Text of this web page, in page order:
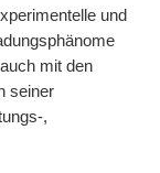
und
mit den
seiner
,